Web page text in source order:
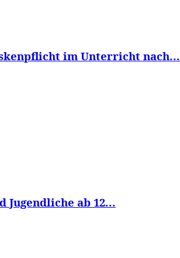
im Unterricht nach...
ab 12...